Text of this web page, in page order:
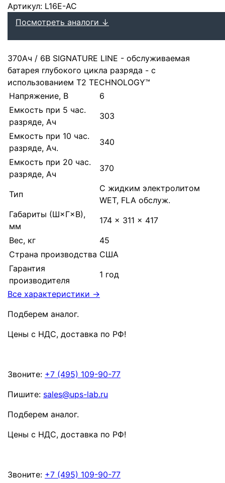
Артикул: L16E-AC
Посмотреть аналоги ↓
370Ач / 6В SIGNATURE LINE - обслуживаемая
батарея глубокого цикла разряда - с
использованием T2 TECHNOLOGY™
Напряжение, В
6
Емкость при 5 час.
разряде, Ач
303
Емкость при 10 час.
разряде, Ач.
340
Емкость при 20 час.
разряде, Ач
370
Тип
С жидким электролитом
WET, FLA обслуж.
Габариты (Ш×Г×В),
мм
174 × 311 × 417
Вес, кг
45
Страна производства США
Гарантия
производителя
1 год
Все характеристики →
Подберем аналог.
Цены с НДС, доставка по РФ!
Звоните: +7 (495) 109-90-77
Пишите: sales@ups-lab.ru
Подберем аналог.
Цены с НДС, доставка по РФ!
Звоните: +7 (495) 109-90-77